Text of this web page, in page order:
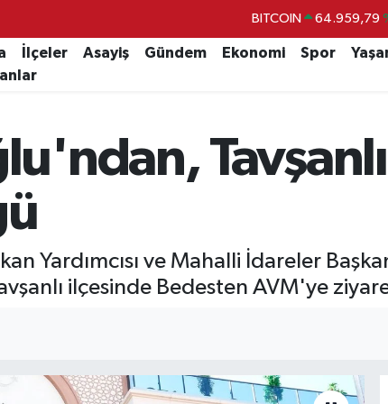
DOLAR 47,7436
EURO 55,2510
BİST100 13.779
BITCOIN
İlçeler Asayiş Gündem Ekonomi Spor
Yardımcısı ve Mahalli İdareler
ilçesinde Bedesten AVM'ye